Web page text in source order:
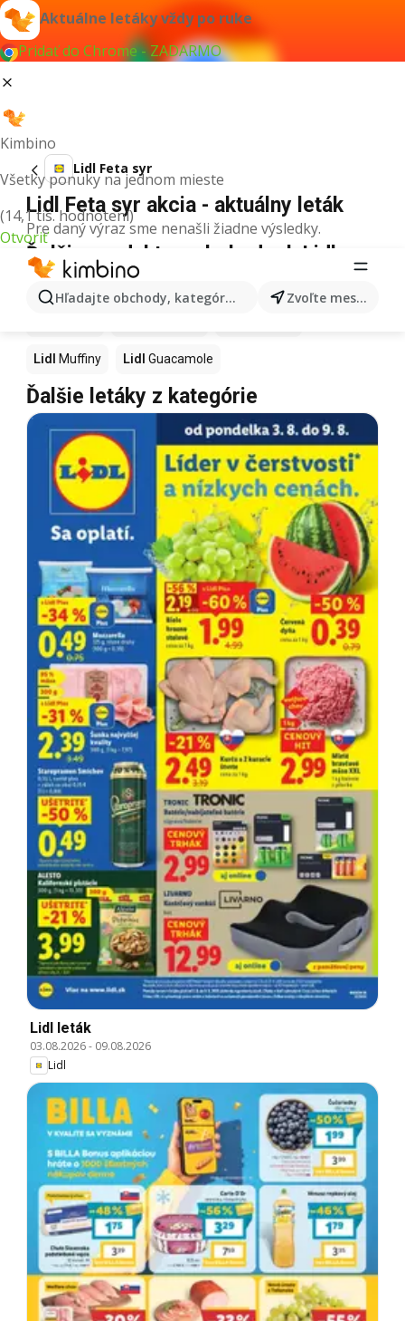
Aktuálne letáky vždy po ruke
Pridať do Chrome - ZADARMO
Kimbino
Všetky ponuky na jednom mieste
(14,1 tis. hodnotení)
Otvoriť
Hľadajte obchody, kategórie, produkty... Zvoľte mesto
Lidl Feta syr
Lidl Feta syr akcia - aktuálny leták
Pre daný výraz sme nenašli žiadne výsledky.
Ďalšie produkty v obchodoch Lidl
Lidl Muffiny Lidl Guacamole
Ďalšie letáky z kategórie
Lidl leták
03.08.2026- 09.08.2026
Lidl